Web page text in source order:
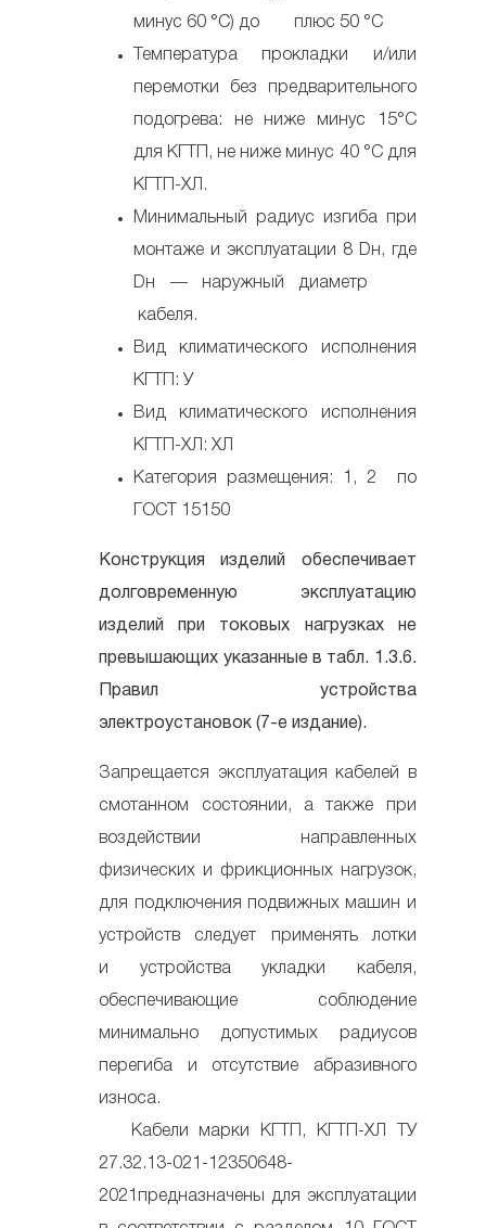
минус 60 °С) до плюс 50 °С
Температура прокладки и/или
перемотки без предварительного
подогрева: не ниже минус 15°С
для КГТП, не ниже минус 40 °С для
КГТП-ХЛ.
Минимальный радиус изгиба при
монтаже и эксплуатации 8 Dн, где
Dн — наружный диаметр
кабеля.
Вид климатического исполнения
КГТП: У
Вид климатического исполнения
КГТП-ХЛ: ХЛ
Категория размещения: 1, 2 по
ГОСТ 15150
Конструкция изделий обеспечивает
долговременную эксплуатацию
изделий при токовых нагрузках не
превышающих указанные в табл. 1.3.6.
Правил устройства
электроустановок (7-е издание).
Запрещается эксплуатация кабелей в
смотанном состоянии, а также при
воздействии направленных
физических и фрикционных нагрузок,
для подключения подвижных машин и
устройств следует применять лотки
и устройства укладки кабеля,
обеспечивающие соблюдение
минимально допустимых радиусов
перегиба и отсутствие абразивного
износа.
Кабели марки КГТП, КГТП-ХЛ ТУ
27.32.13-021-12350648-
2021предназначены для эксплуатации